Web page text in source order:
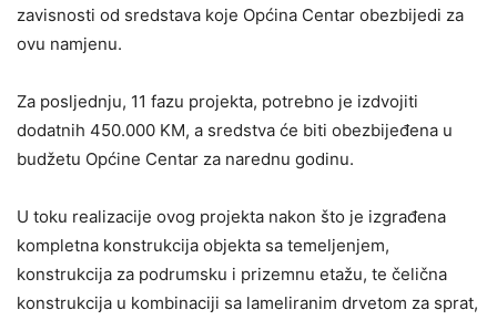
zavisnosti od sredstava koje Općina Centar obezbijedi za
ovu namjenu.
Za posljednju, 11 fazu projekta, potrebno je izdvojiti
dodatnih 450.000 KM, a sredstva će biti obezbijeđena u
budžetu Općine Centar za narednu godinu.
U toku realizacije ovog projekta nakon što je izgrađena
kompletna konstrukcija objekta sa temeljenjem,
konstrukcija za podrumsku i prizemnu etažu, te čelična
konstrukcija u kombinaciji sa lameliranim drvetom za sprat,